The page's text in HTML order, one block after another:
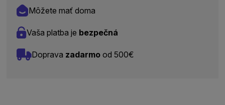
Môžete mať doma
Vaša platba je bezpečná
Doprava zadarmo od 500€